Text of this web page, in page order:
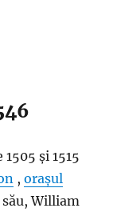
și 1515
,orașul
William